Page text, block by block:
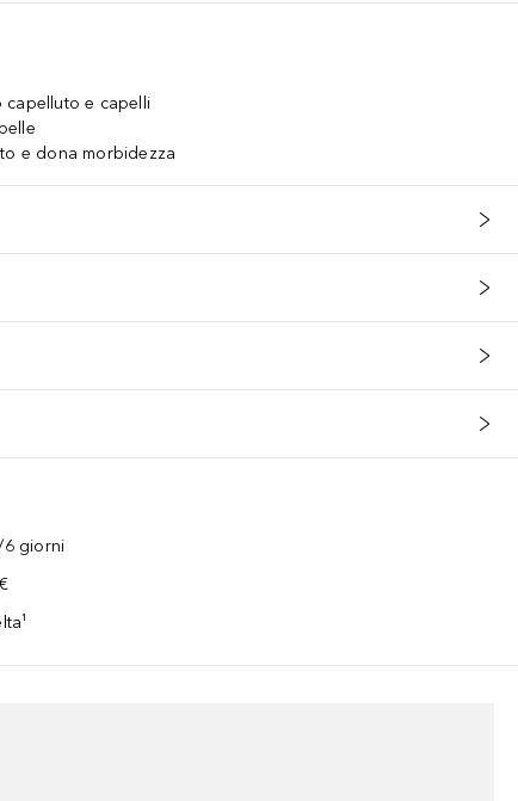
capelluto e capelli
e dona morbidezza
6 giorni